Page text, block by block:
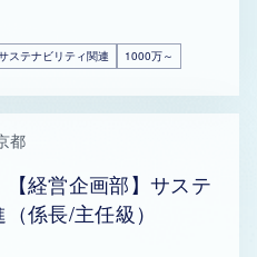
ステナビリティ関連 1000万～
都
経営企画部】サステ
係長/主任級）